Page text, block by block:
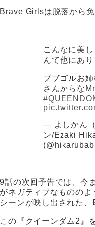
Brave Girlsは脱落から免
こんなに美
んて他にあ
ブブゴルお
さんからな
— よしかん
ン/Ezaki
9話の次回予告では、今
がネガティブなものの
シーンが映し出された、
この『クイーンダム2』